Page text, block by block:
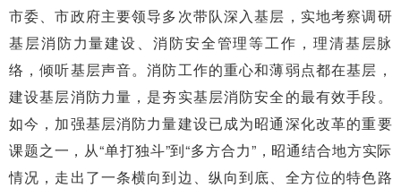
市委、市政府主要领导多次带队深入基层，实地考察调研
基层消防力量建设、消防安全管理等工作，理清基层脉
络，倾听基层声音。消防工作的重心和薄弱点都在基层，
建设基层消防力量，是夯实基层消防安全的最有效手段。
如今，加强基层消防力量建设已成为昭通深化改革的重要
课题之一，从“单打独斗”到“多方合力”，昭通结合地方实际
情况，走出了一条横向到边、纵向到底、全方位的特色路